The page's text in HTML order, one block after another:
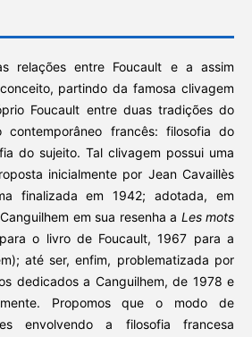
relações entre Foucault e a assim
partindo da famosa clivagem
Foucault entre duas tradições do
contemporâneo francês: filosofia do
do sujeito. Tal clivagem possui uma
inicialmente por Jean Cavaillès
finalizada em 1942; adotada, em
em sua resenha a Les mots
o livro de Foucault, 1967 para a
até ser, enfim, problematizada por
dedicados a Canguilhem, de 1978 e
Propomos que o modo de
envolvendo a filosofia francesa